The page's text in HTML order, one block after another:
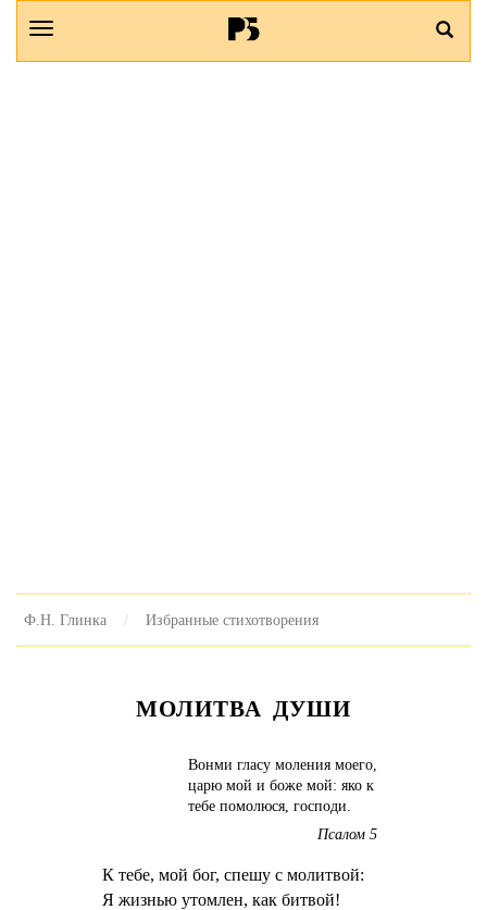
Ф.Н. Глинка Избранные стихотворения
МОЛИТВА ДУШИ
Вонми гласу моления моего,
царю мой и боже мой: яко к
тебе помолюся, господи.
Псалом 5
К тебе, мой бог, спешу с молитвой:
Я жизнью утомлен, как битвой!